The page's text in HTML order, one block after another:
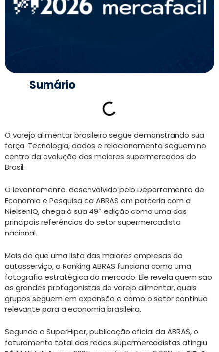
Sumário
O varejo alimentar brasileiro segue demonstrando sua
força. Tecnologia, dados e relacionamento seguem no
centro da evolução dos maiores supermercados do
Brasil.
O levantamento, desenvolvido pelo Departamento de
Economia e Pesquisa da ABRAS em parceria com a
NielsenIQ, chega à sua 49ª edição como uma das
principais referências do setor supermercadista
nacional.
Mais do que uma lista das maiores empresas do
autosserviço, o Ranking ABRAS funciona como uma
fotografia estratégica do mercado. Ele revela quem são
os grandes protagonistas do varejo alimentar, quais
grupos seguem em expansão e como o setor continua
relevante para a economia brasileira.
Segundo a SuperHiper, publicação oficial da ABRAS, o
faturamento total das redes supermercadistas atingiu